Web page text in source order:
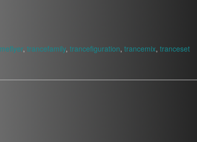
, trancefamily, trancefiguration, trancemix, tranceset